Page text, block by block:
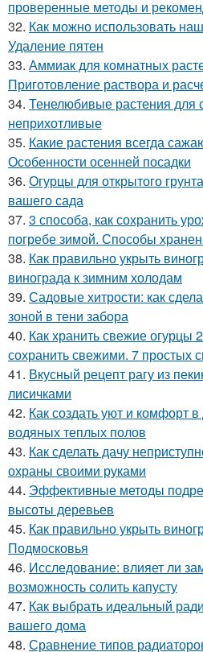
проверенные методы и
32. Как можно использовать
Удаление пятен
33. Аммиак для комнатных
Приготовление раствора и
34. Тенелюбивые растения для
неприхотливые
35. Какие растения всегда
Особенности осенней посадки
36. Огурцы для открытого
вашего сада
37. 3 способа, как сохранить
погребе зимой. Способы
38. Как правильно укрыть
винограда к зимним холодам
39. Садовые хитрости: как
зоной в тени забора
40. Как хранить свежие огурцы
сохранить свежими. 7 простых
41. Вкусный рецепт рагу из
лисичками
42. Как создать уют и комфорт
водяных теплых полов
43. Как сделать дачу
охраны своими руками
44. Эффективные методы
высоты деревьев
45. Как правильно укрыть
Подмосковья
46. Исследование: влияет ли
возможность солить капусту
47. Как выбрать идеальный
вашего дома
48. Сравнение типов